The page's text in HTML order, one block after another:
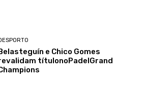
Belasteguín e Chico Gomes
títulonoPadelGrand